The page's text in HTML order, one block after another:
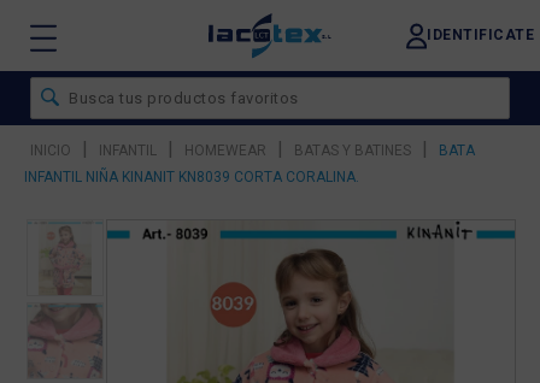
IDENTIFICATE
INICIO | INFANTIL | HOMEWEAR | BATAS Y BATINES |
BATA
INFANTIL NIÑA KINANIT KN8039 CORTA CORALINA.